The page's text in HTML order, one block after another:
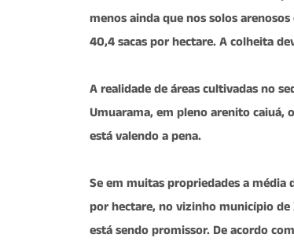
menos ainda que nos solos
40,4 sacas por hectare. A colheita
A realidade de áreas cultivadas no
Umuarama, em pleno arenito
está valendo a pena.
Se em muitas propriedades a média
por hectare, no vizinho município
está sendo promissor. De acordo